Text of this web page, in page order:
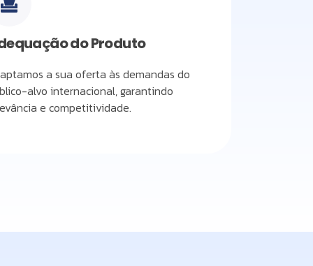
do Produto
a sua oferta às demandas do
alvo internacional, garantindo
e competitividade.